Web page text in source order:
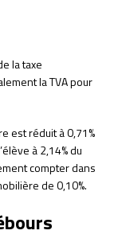
la taxe
la TVA pour
est réduit à 0,71%
à 2,14% du
compter dans
de 0,10%.